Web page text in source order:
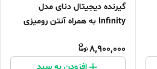
گیرنده دیجیتال دنای مدل
Infinity به همراه آنتن رومیزی
8,900,000